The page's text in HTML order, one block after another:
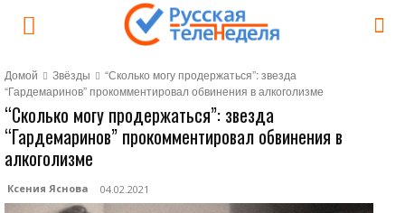
Домой Звёзды
“Сколько могу продержаться”: звезда
“Гардемаринов” прокомментировал обвинения в алкоголизме
“Сколько могу продержаться”: звезда
“Гардемаринов” прокомментировал обвинения в
алкоголизме
Ксения Яснова 04.02.2021